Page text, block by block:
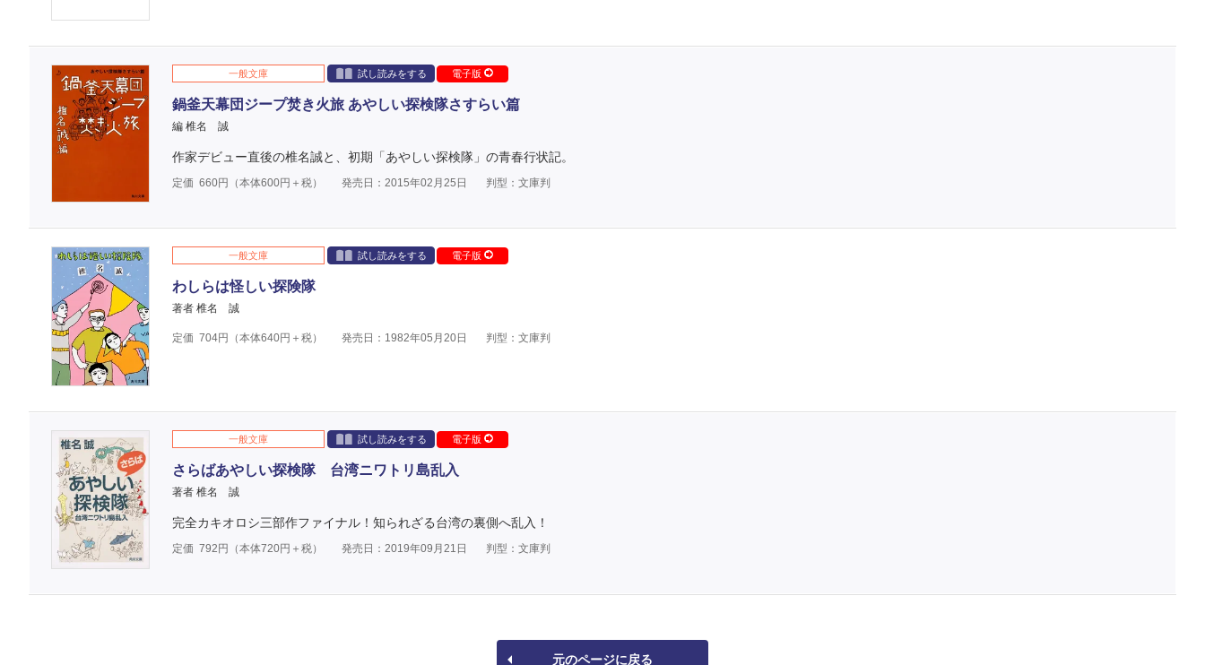
一般文庫 試し読みをする 電子版
鍋釜天幕団ジープ焚き火旅 あやしい探検隊さすらい篇
編 椎名 誠
作家デビュー直後の椎名誠と、初期「あやしい探検隊」の青春行状記。
定価 660円（本体600円＋税） 発売日：2015年02月25日 判型：文庫判
一般文庫 試し読みをする 電子版
わしらは怪しい探険隊
著者 椎名 誠
定価 704円（本体640円＋税） 発売日：1982年05月20日 判型：文庫判
一般文庫 試し読みをする 電子版
さらばあやしい探検隊 台湾ニワトリ島乱入
著者 椎名 誠
完全カキオロシ三部作ファイナル！知られざる台湾の裏側へ乱入！
定価 792 円（本体720円＋税） 発売日：2019年09月21日 判型：文庫判
元のページに戻る